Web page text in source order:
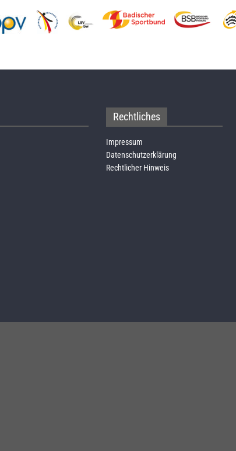
Rechtliches
Impressum
Datenschutzerklärung
Rechtlicher Hinweis